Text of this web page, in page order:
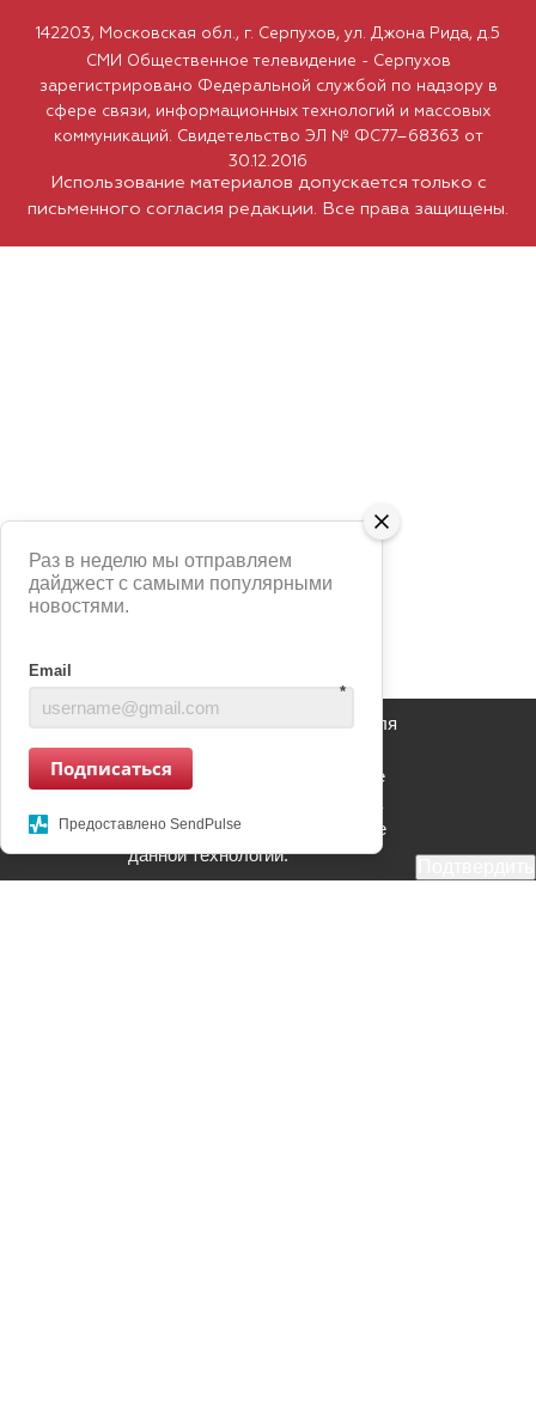
Использование материалов допускается только с
письменного согласия редакции. Все права защищены.
142203, Московская обл., г. Серпухов, ул. Джона Рида, д.5
СМИ Общественное телевидение - Серпухов
зарегистрировано Федеральной службой по надзору в
сфере связи, информационных технологий и массовых
коммуникаций. Свидетельство ЭЛ № ФС77–68363 от
30.12.2016
Раз в неделю мы отправляем
дайджест с самыми популярными
новостями.
Email
*
Подписаться
Предоставлено SendPulse
Сайт использует сервис Яндекс Метрика для
анализа взаимодействия пользователей с
информационным ресурсом. Продолжение
является Вашим согласием на применение
данной технологии.